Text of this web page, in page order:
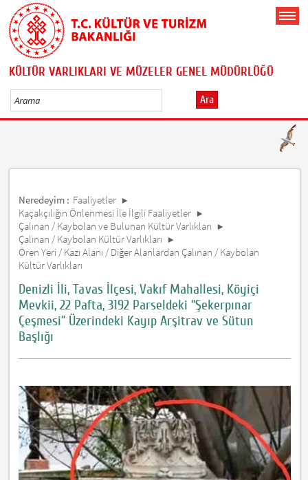
KÜLTÜR VARLIKLARI VE MÜZELER GENEL MÜDÜRLÜĞÜ
Ara
Neredeyim : Faaliyetler
Kaçakçılığın Önlenmesi İle İlgili Faaliyetler
Çalınan / Kaybolan ve Bulunan Kültür Varlıkları
Çalınan / Kaybolan Kültür Varlıkları
Ören Yeri / Kazı Alanı / Diğer Alanlardan Çalınan / Kaybolan
Kültür Varlıkları
Denizli İli, Tavas İlçesi, Vakıf Mahallesi, Köyiçi
Mevkii, 22 Pafta, 3192 Parseldeki “Şekerpınar
Çeşmesi” Üzerindeki Kayıp Arşitrav ve Sütun
Başlığı